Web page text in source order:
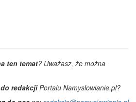
ten temat? Uważasz, że można
redakcjiPortalu Namyslowianie.pl?